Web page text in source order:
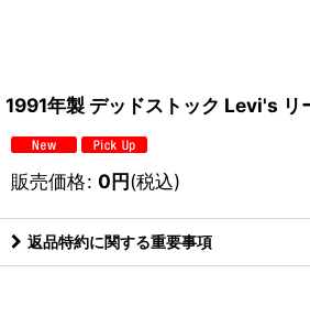
1991年製 デッドストック Levi's
販売価格: 0円(税込)
返品特約に関する重要事項